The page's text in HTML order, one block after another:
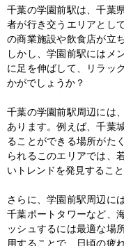
千葉の学園前駅は、千葉
者が行き交うエリアとし
の商業施設や飲食店が立
しかし、学園前駅にはメ
に足を伸ばして、リラッ
かがでしょうか？
千葉の学園前駅周辺には
あります。例えば、千葉
ることができる場所がた
られるこのエリアでは、
いトレンドを発見すること
さらに、学園前駅周辺に
千葉ポートタワーなど、
ッシュするには最適な場
用することで、日頃の疲